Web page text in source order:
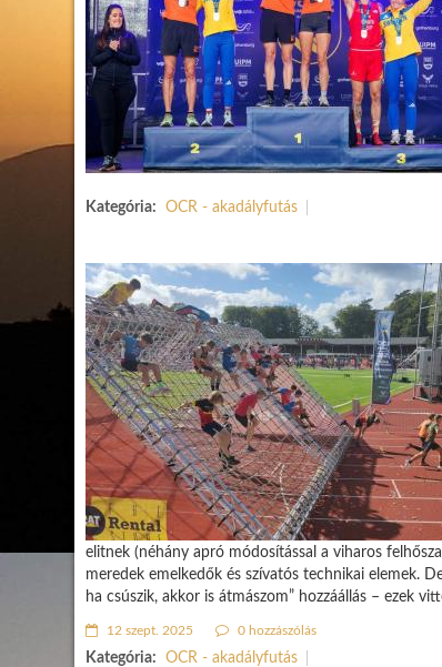
Kategória: OCR - akadályfutás
elitnek (néhány apró módosítással a viharos
meredek emelkedők és szívatós technikai elemek.
ha csúszik, akkor is átmászom” hozzáállás – ezek
12 szept. 2025 0 hozzászólás
Kategória: OCR - akadályfutás